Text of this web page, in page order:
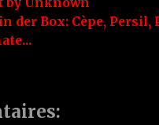
by Unknown
der Box: Cèpe, Persil,